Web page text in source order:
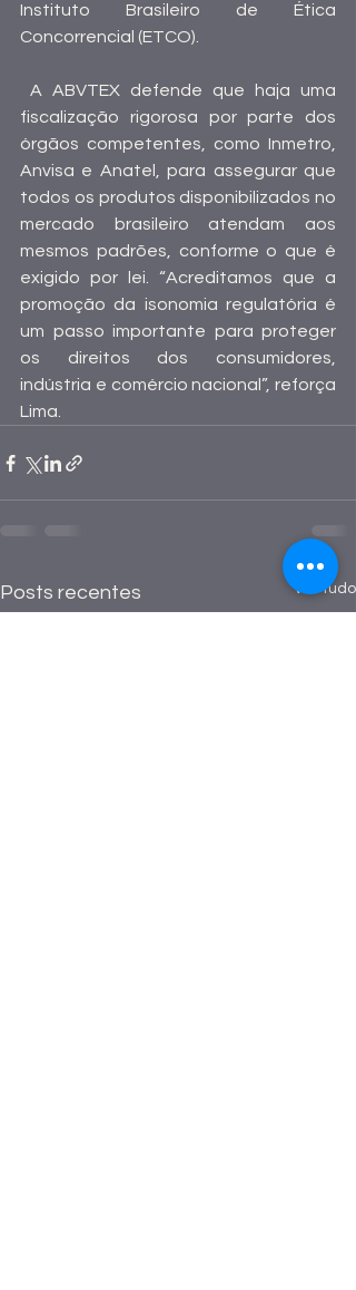
Instituto Brasileiro de Ética
Concorrencial (ETCO).
A ABVTEX defende que haja uma
fiscalização rigorosa por parte dos
órgãos competentes, como Inmetro,
Anvisa e Anatel, para assegurar que
todos os produtos disponibilizados no
mercado brasileiro atendam aos
mesmos padrões, conforme o que é
exigido por lei. “Acreditamos que a
promoção da isonomia regulatória é
um passo importante para proteger
os direitos dos consumidores,
indústria e comércio nacional”, reforça
Lima.
Posts recentes Ver tudo